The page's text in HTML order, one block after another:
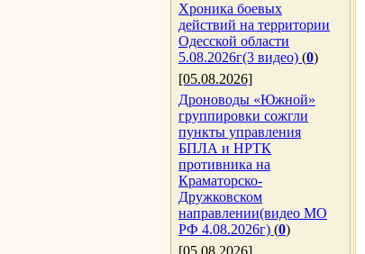
Хроника боевых
действий на территории
Одесской области
5.08.2026г(3 видео) (0)
[05.08.2026]
Дроноводы «Южной»
группировки сожгли
пункты управления
БПЛА и НРТК
противника на
Краматорско-
Дружковском
направлении(видео МО
РФ 4.08.2026г) (0)
[05.08.2026]